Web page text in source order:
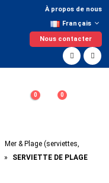
À propos de nous
Français
Nous contacter
0 0
Mer & Plage (serviettes,
»
SERVIETTE DE PLAGE